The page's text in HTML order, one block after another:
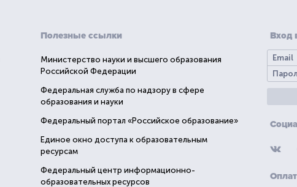
Полезные ссылки
Министерство науки и высшего образования
Российской Федерации
Федеральная служба по надзору в сфере
образования и науки
Федеральный портал «Российское образование»
Единое окно доступа к образовательным
ресурсам
Федеральный центр информационно-
образовательных ресурсов
Вход